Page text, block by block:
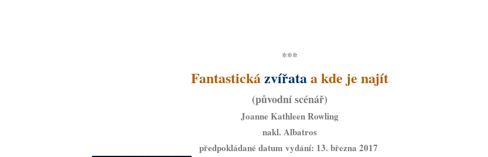
***
Fantastickázvířataa kde je najít
(původní scénář)
Joanne Kathleen Rowling
nakl. Albatros
předpokládané datum vydání: 13. března 2017